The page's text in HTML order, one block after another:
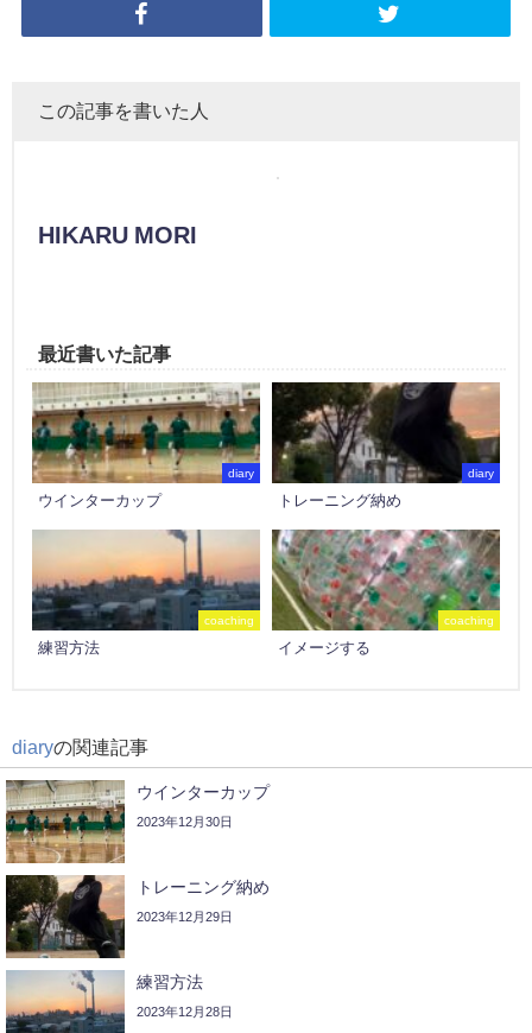
この記事を書いた人
HIKARU MORI
最近書いた記事
diary
ウインターカップ
diary
トレーニング納め
coaching
練習方法
coaching
イメージする
diaryの関連記事
ウインターカップ
2023年12月30日
トレーニング納め
2023年12月29日
練習方法
2023年12月28日